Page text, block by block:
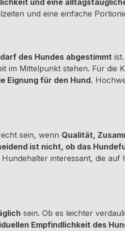
und eine
und eine einfache
des Hundes abgestimmt
im Mittelpunkt stehen. Für die
Eignung für den Hund.
sein, wenn Qualität,
ist nicht, ob das
interessant, die auf
sein. Ob es leichter
Empfindlichkeit des